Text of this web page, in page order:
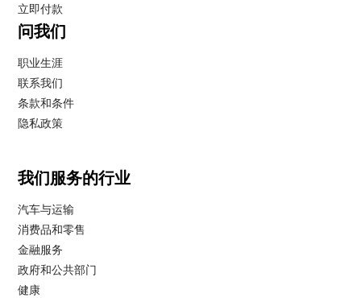
立即付款
问我们
职业生涯
联系我们
条款和条件
隐私政策
我们服务的行业
汽车与运输
消费品和零售
金融服务
政府和公共部门
健康